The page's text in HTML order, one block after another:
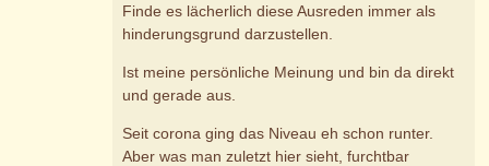
Finde es lächerlich diese Ausreden immer als
hinderungsgrund darzustellen.
Ist meine persönliche Meinung und bin da direkt
und gerade aus.
Seit corona ging das Niveau eh schon runter.
Aber was man zuletzt hier sieht, furchtbar